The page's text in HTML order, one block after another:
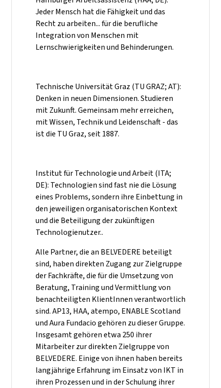
Jeder Mensch hat die Fähigkeit und das
Recht zu arbeiten... für die berufliche
Integration von Menschen mit
Lernschwierigkeiten und Behinderungen.
Technische Universität Graz (TU GRAZ; AT):
Denken in neuen Dimensionen. Studieren
mit Zukunft. Gemeinsam mehr erreichen,
mit Wissen, Technik und Leidenschaft - das
ist die TU Graz, seit 1887.
Institut für Technologie und Arbeit (ITA;
DE): Technologien sind fast nie die Lösung
eines Problems, sondern ihre Einbettung in
den jeweiligen organisatorischen Kontext
und die Beteiligung der zukünftigen
Technologienutzer..
Alle Partner, die an BELVEDERE beteiligt
sind, haben direkten Zugang zur Zielgruppe
der Fachkräfte, die für die Umsetzung von
Beratung, Training und Vermittlung von
benachteiligten KlientInnen verantwortlich
sind. AP13, HAA, atempo, ENABLE Scotland
und Aura Fundacio gehören zu dieser Gruppe.
Insgesamt gehören etwa 250 ihrer
Mitarbeiter zur direkten Zielgruppe von
BELVEDERE. Einige von ihnen haben bereits
langjährige Erfahrung im Einsatz von IKT in
ihren Prozessen und in der Schulung ihrer